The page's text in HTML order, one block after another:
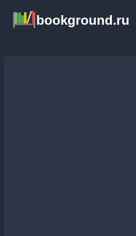
содержимому
bookground.ru